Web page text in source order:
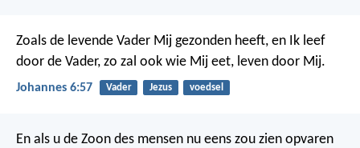
Zoals de levende Vader Mij gezonden heeft, en Ik leef
door de Vader, zo zal ook wie Mij eet, leven door Mij.
Johannes 6:57 Vader Jezus voedsel
En als u de Zoon des mensen nu eens zou zien opvaren